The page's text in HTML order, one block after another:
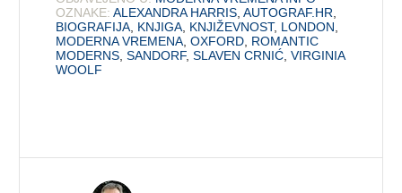
OZNAKE: ALEXANDRA HARRIS,AUTOGRAF.HR,
BIOGRAFIJA, KNJIGA, KNJIŽEVNOST, LONDON,
MODERNA VREMENA,OXFORD, ROMANTIC
MODERNS,SANDORF,SLAVEN CRNIĆ,VIRGINIA
WOOLF